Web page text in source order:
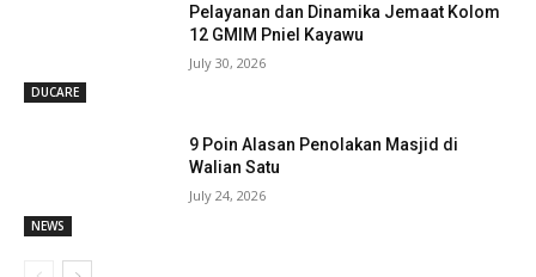
DUCARE
Pelayanan dan Dinamika Jemaat Kolom
12 GMIM Pniel Kayawu
July 30, 2026
NEWS
9 Poin Alasan Penolakan Masjid di
Walian Satu
July 24, 2026